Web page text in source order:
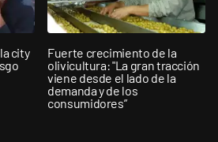
city
Fuerte crecimiento de la
olivicultura: "La gran tracción
viene desde el lado de la
demanda y de los
consumidores”